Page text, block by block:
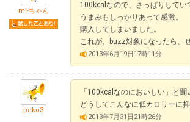
mi-ちゃん
100kcalなので、さっぱりして
うまみもしっかりあって感激。
購入してしまいました。
これが、buzz対象になったら、
2013年6月19日17時11分
peko3
「100kcalなのにおいしい」と聞
どうしてこんなに低カロリーに
2013年7月31日21時26分